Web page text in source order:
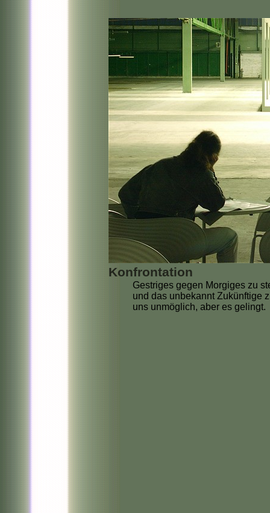
Konfrontation
Gestriges gegen Morgiges zu
und das unbekannt Zukünftige
uns unmöglich, aber es gelingt.